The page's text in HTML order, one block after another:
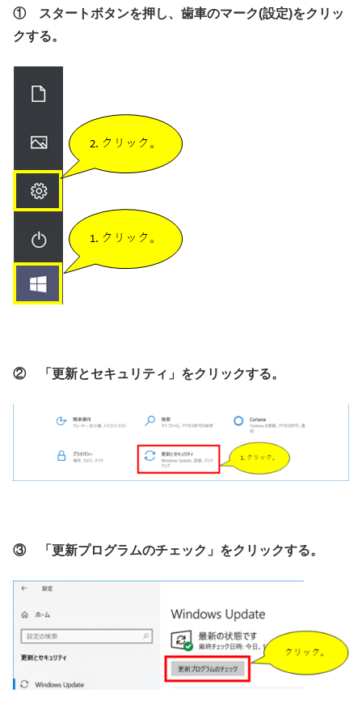
① スタートボタンを押し、歯車のマーク(設定)をクリッ
クする。
② 「更新とセキュリティ」をクリックする。
③ 「更新プログラムのチェック」をクリックする。